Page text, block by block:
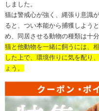
しました。
猫は警戒心が強く、縄張り意識
ると、つい本能から捕獲しよう
め、同居させる動物の種類は十
猫と他動物を一緒に飼うには、
した上で、環境作りに気を配り
ょう。